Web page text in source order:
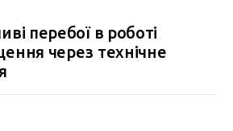
перебої в роботі
через технічне